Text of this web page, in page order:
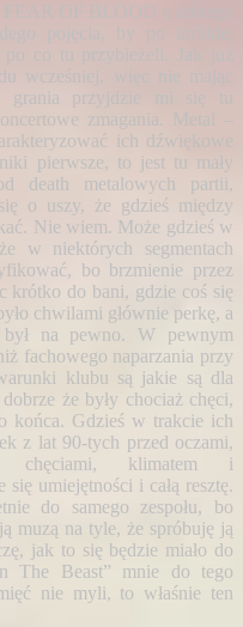
FEAR OF BLOOD o którego
pojęcia, by po krótkiej
co tu przybieżeli. Jak już
wcześniej, więc nie mając
grania przyjdzie mi się tu
zmagania. Metal –
ich dźwiękowe
pierwsze, to jest tu mały
death metalowych partii,
o uszy, że gdzieś między
Nie wiem. Może gdzieś w
w niektórych segmentach
bo brzmienie przez
krótko do bani, gdzie coś się
chwilami głównie perkę, a
na pewno. W pewnym
fachowego naparzania przy
klubu są jakie są dla
że były chociaż chęci,
końca. Gdzieś w trakcie ich
z lat 90-tych przed oczami,
chęciami, klimatem i
się umiejętności i całą resztę.
do samego zespołu, bo
muzą na tyle, że spróbuję ją
jak to się będzie miało do
The Beast” mnie do tego
nie myli, to właśnie ten